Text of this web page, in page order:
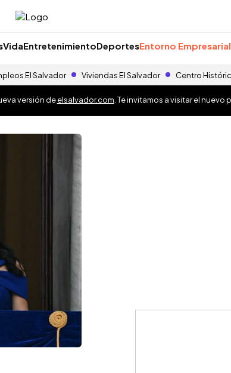
VidaEntretenimientoDeportesEntorno Empresarial
El Salvador Viviendas El Salvador Centro
versión deelsalvador.com . Te invitamos a visitar el